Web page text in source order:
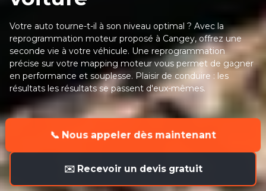
Votre auto tourne-t-il à son niveau optimal ? Avec la
reprogrammation moteur proposé à Cangey, offrez une
seconde vie à votre véhicule. Une reprogrammation
précise sur votre mapping moteur vous permet de gagner
en performance et souplesse. Plaisir de conduire : les
résultats les résultats se passent d'eux-mêmes.
📞 Nous appeler dès maintenant
✉️ Recevoir un devis gratuit